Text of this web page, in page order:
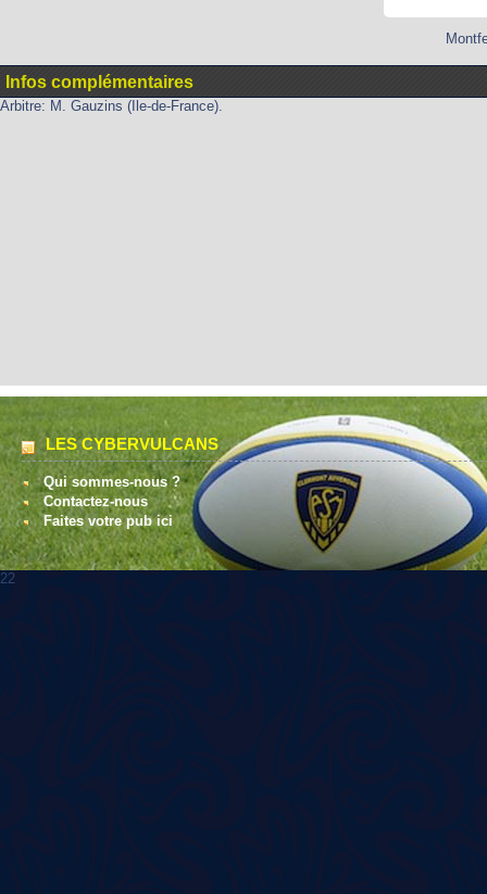
Infos complémentaires
Arbitre: M. Gauzins (Ile-de-France).
LES CYBERVULCANS
Qui sommes-nous ?
Contactez-nous
Faites votre pub ici
22